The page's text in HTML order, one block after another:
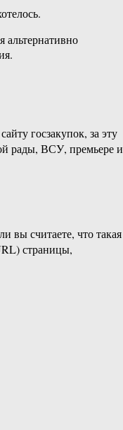
альтернативно
госзакупок, за эту
рады, ВСУ, премьере и
вы считаете, что такая
страницы,